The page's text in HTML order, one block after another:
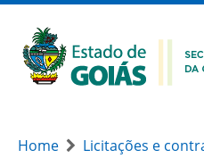
Home Licitações e